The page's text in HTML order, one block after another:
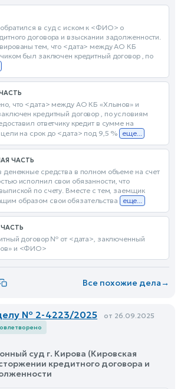
в суд с иском к <ФИО> о
договора и взыскании задолженности.
тем, что <дата> между АО КБ
был заключен кредитный договор , по
что <дата> между АО КБ «Хлынов» и
кредитный договор , по условиям
ответчику кредит в сумме на
цели на срок до <дата> под 9,5 % еще...
ЧАСТЬ
денежные средства в полном объеме на счет
исполнил свои обязанности, что
по счету. Вместе с тем, заемщик
образом свои обязательства
еще...
договор № от <дата>, заключенный
и <ФИО>
Все похожие дела→
№ 2-4223/2025 от 26.09.2025
суд г. Кирова (Кировская
кредитного договора и